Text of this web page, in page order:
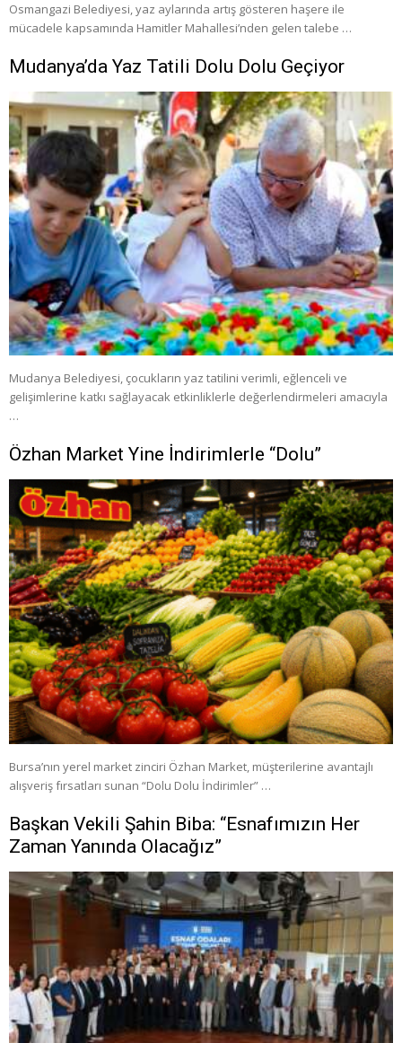
Osmangazi Belediyesi, yaz aylarında artış gösteren haşere ile
mücadele kapsamında Hamitler Mahallesi’nden gelen talebe …
Mudanya’da Yaz Tatili Dolu Dolu Geçiyor
Mudanya Belediyesi, çocukların yaz tatilini verimli, eğlenceli ve
gelişimlerine katkı sağlayacak etkinliklerle değerlendirmeleri amacıyla
…
Özhan Market Yine İndirimlerle “Dolu”
Bursa’nın yerel market zinciri Özhan Market, müşterilerine avantajlı
alışveriş fırsatları sunan “Dolu Dolu İndirimler” …
Başkan Vekili Şahin Biba: “Esnafımızın Her
Zaman Yanında Olacağız”